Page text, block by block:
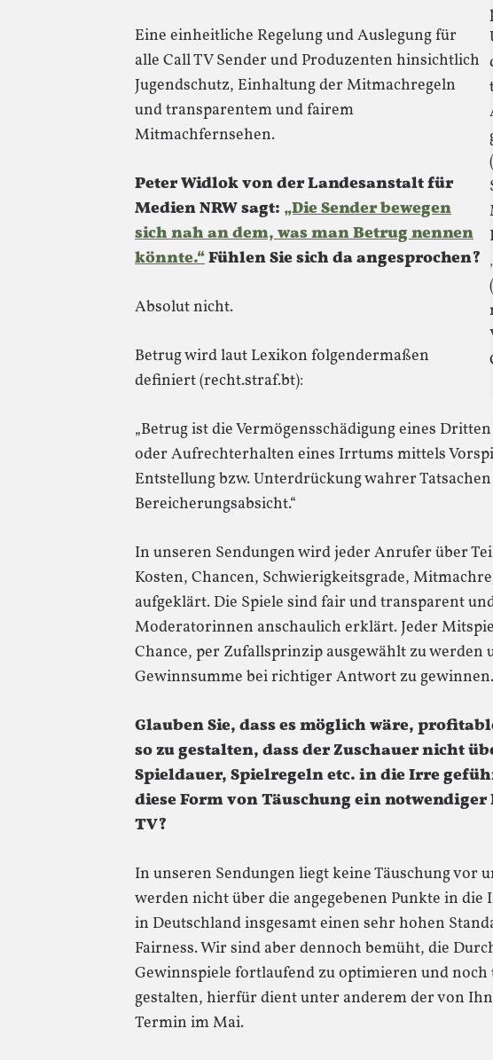
Eine einheitliche Regelung und Auslegung für
alle Call TV Sender und Produzenten hinsichtlich
Jugendschutz, Einhaltung der Mitmachregeln
und transparentem und fairem
Mitmachfernsehen.
Peter Widlok von der Landesanstalt für
Medien NRW sagt: „Die Sender bewegen
sich nah an dem, was man Betrug nennen
könnte.“Fühlen Sie sich da angesprochen?
Absolut nicht.
Betrug wird laut Lexikon folgendermaßen
definiert (recht.straf.bt):
„Betrug ist die Vermögensschädigung eines
oder Aufrechterhalten eines Irrtums mittels
Entstellung bzw. Unterdrückung wahrer
Bereicherungsabsicht.“
In unseren Sendungen wird jeder Anrufer über
Kosten, Chancen, Schwierigkeitsgrade,
aufgeklärt. Die Spiele sind fair und transparent
Moderatorinnen anschaulich erklärt. Jeder
Chance, per Zufallsprinzip ausgewählt zu werden
Gewinnsumme bei richtiger Antwort zu gewinnen.
Glauben Sie, dass es möglich wäre,
so zu gestalten, dass der Zuschauer nicht
Spieldauer, Spielregeln etc. in die Irre
diese Form von Täuschung ein
TV?
In unseren Sendungen liegt keine Täuschung vor
werden nicht über die angegebenen Punkte in
in Deutschland insgesamt einen sehr hohen
Fairness. Wir sind aber dennoch bemüht, die
Gewinnspiele fortlaufend zu optimieren und
gestalten, hierfür dient unter anderem der von
Termin im Mai.